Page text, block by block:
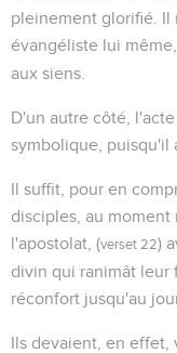
pleinement glorifié. Il
évangéliste lui
aux siens.
D'un autre côté,
symbolique, puisqu'il
Il suffit, pour en
disciples, au
l'apostolat, (verset 22)
divin qui ranimât leur
réconfort jusqu'au
Ils devaient, en effet,